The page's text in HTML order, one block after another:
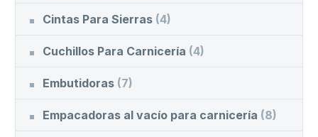
Cintas Para Sierras (4)
Cuchillos Para Carnicería (4)
Embutidoras (7)
Empacadoras al vacío para carnicería (8)